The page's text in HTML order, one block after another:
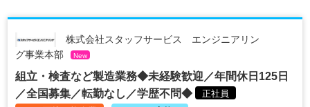
株式会社スタッフサービス エンジニアリン
グ事業本部
New
組立・検査など製造業務◆未経験歓迎／年間休日125日
／全国募集／転勤なし／学歴不問◆
正社員